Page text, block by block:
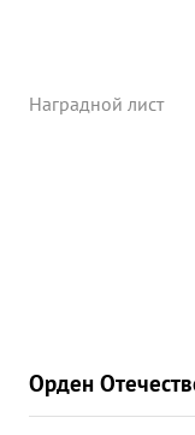
Наградной лист
Орден